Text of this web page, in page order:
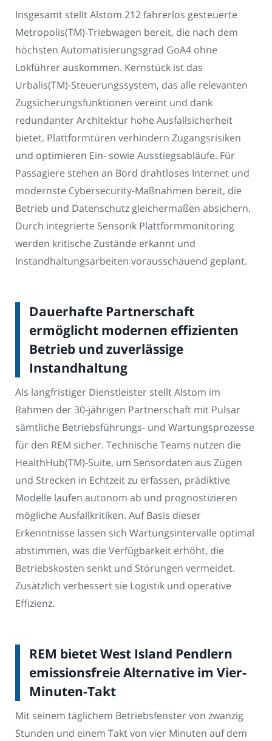
Insgesamt stellt Alstom 212 fahrerlos gesteuerte
Metropolis(TM)-Triebwagen bereit, die nach dem
höchsten Automatisierungsgrad GoA4 ohne
Lokführer auskommen. Kernstück ist das
Urbalis(TM)-Steuerungssystem, das alle relevanten
Zugsicherungsfunktionen vereint und dank
redundanter Architektur hohe Ausfallsicherheit
bietet. Plattform­türen verhindern Zugangsrisiken
und optimieren Ein- sowie Ausstiegsabläufe. Für
Passagiere stehen an Bord drahtloses Internet und
modernste Cybersecurity-Maßnahmen bereit, die
Betrieb und Datenschutz gleichermaßen absichern.
Durch integrierte Sensorik Plattformmonitoring
werden kritische Zustände erkannt und
Instandhaltungsarbeiten vorausschauend geplant.
Dauerhafte Partnerschaft
ermöglicht modernen effizienten
Betrieb und zuverlässige
Instandhaltung
Als langfristiger Dienstleister stellt Alstom im
Rahmen der 30-jährigen Partnerschaft mit Pulsar
sämtliche Betriebsführungs- und Wartungsprozesse
für den REM sicher. Technische Teams nutzen die
HealthHub(TM)-Suite, um Sensordaten aus Zügen
und Strecken in Echtzeit zu erfassen, prädiktive
Modelle laufen autonom ab und prognostizieren
mögliche Ausfallkritiken. Auf Basis dieser
Erkenntnisse lassen sich Wartungsintervalle optimal
abstimmen, was die Verfügbarkeit erhöht, die
Betriebskosten senkt und Störungen vermeidet.
Zusätzlich verbessert sie Logistik und operative
Effizienz.
REM bietet West Island Pendlern
emissionsfreie Alternative im Vier-
Minuten-Takt
Mit seinem täglichem Betriebsfenster von zwanzig
Stunden und einem Takt von vier Minuten auf dem